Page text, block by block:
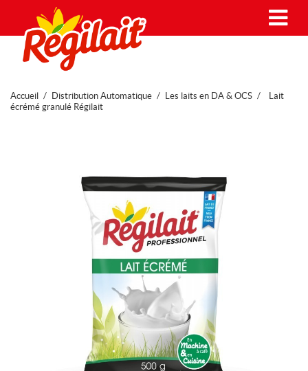
Accueil Distribution Automatique Les laits en DA & OCS
Lait
écrémé granulé Régilait